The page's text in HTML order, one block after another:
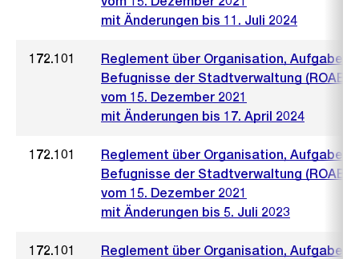
mit Änderungen bis 11. Juli 2024
172.101
Reglement über Organisation, Aufgaben
Befugnisse der Stadtverwaltung (ROAB)
vom 15. Dezember 2021
mit Änderungen bis 17. April 2024
172.101
Reglement über Organisation, Aufgaben
Befugnisse der Stadtverwaltung (ROAB)
vom 15. Dezember 2021
mit Änderungen bis 5. Juli 2023
172.101
Reglement über Organisation, Aufgaben